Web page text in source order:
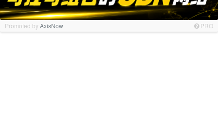
Promoted byAxisNow PRO